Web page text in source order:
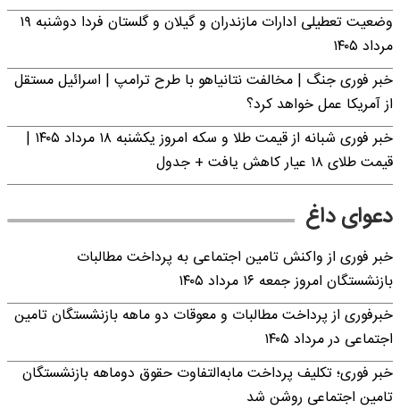
وضعیت تعطیلی ادارات مازندران و گیلان و گلستان فردا دوشنبه ۱۹
مرداد ۱۴۰۵
خبر فوری جنگ | مخالفت نتانیاهو با طرح ترامپ | اسرائیل مستقل
از آمریکا عمل خواهد کرد؟
خبر فوری شبانه از قیمت طلا و سکه امروز یکشنبه ۱۸ مرداد ۱۴۰۵ |
قیمت طلای ۱۸ عیار کاهش یافت + جدول
دعوای داغ
خبر فوری از واکنش تامین اجتماعی به پرداخت مطالبات
بازنشستگان امروز جمعه ۱۶ مرداد ۱۴۰۵
خبرفوری از پرداخت مطالبات و معوقات دو ماهه بازنشستگان تامین
اجتماعی در مرداد ۱۴۰۵
خبر فوری؛ تکلیف پرداخت مابه‌التفاوت حقوق دوماهه بازنشستگان
تامین اجتماعی روشن شد